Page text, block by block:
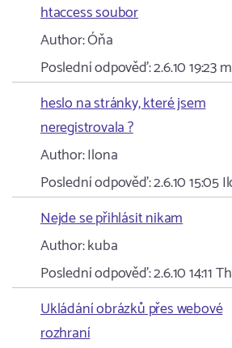
htaccess soubor
Author:Óňa
Poslední odpověď:2.6.10 19:23
heslo na stránky, které jsem
neregistrovala ?
Author:Ilona
Poslední odpověď:2.6.10 15:05
Nejde se přihlásit nikam
Author:kuba
Poslední odpověď:2.6.10 14:11
Ukládání obrázků přes webové
rozhraní